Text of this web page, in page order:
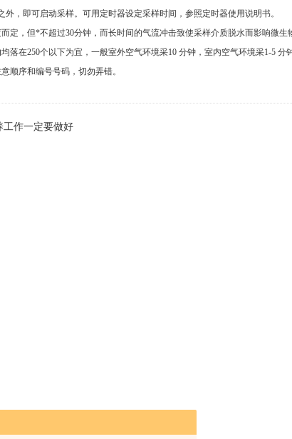
，即可启动采样。可用定时器设定采样时间，参照定时器使用说明书。
定，但*不超过30分钟，而长时间的气流冲击致使采样介质脱水而影响微生
落在250个以下为宜，一般室外空气环境采10 分钟，室内空气环境采1-5 分
顺序和编号号码，切勿弄错。
工作一定要做好